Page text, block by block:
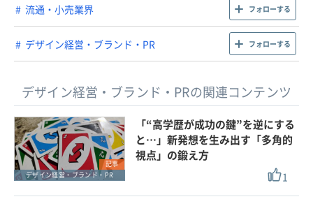
流通・小売業界 フォローする
デザイン経営・ブランド・PR フォローする
デザイン経営・ブランド・PRの関連コンテンツ
記事
デザイン経営・ブランド・PR
「“高学歴が成功の鍵”を逆にする
と…」新発想を生み出す「多角的
視点」の鍛え方
1